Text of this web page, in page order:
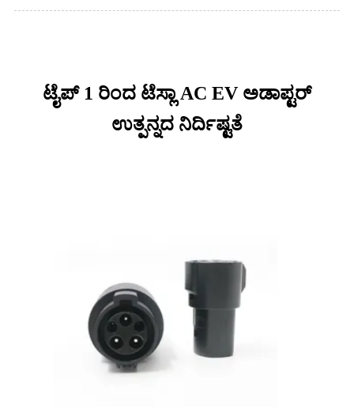
ಟೈಪ್ 1 ರಿಂದ ಟೆಸ್ಲಾ AC EV ಅಡಾಪ್ಟರ್
ಉತ್ಪನ್ನದ ನಿರ್ದಿಷ್ಟತೆ